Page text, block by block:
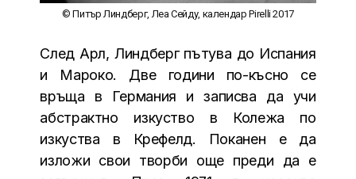
© Питър Линдберг, Леа Сейду, календар Pirelli 2017
След Арл, Линдберг пътува до Испания
и Мароко. Две години по-късно се
връща в Германия и записва да учи
абстрактно изкуство в Колежа по
изкуства в Крефелд. Поканен е да
изложи свои творби още преди да е